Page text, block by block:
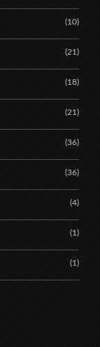
(10)
(21)
(18)
(21)
(36)
(36)
(4)
(1)
(1)